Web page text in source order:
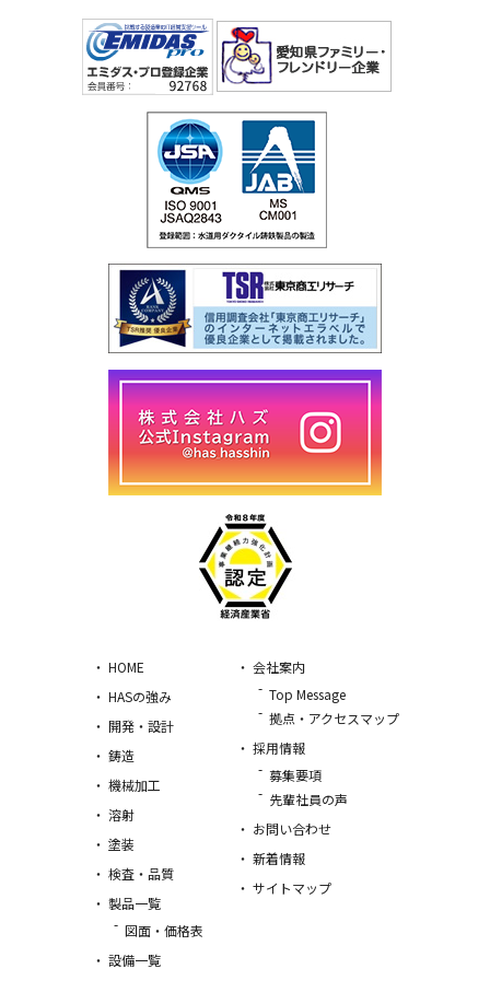
HOME
HASの強み
開発・設計
鋳造
機械加工
溶射
塗装
検査・品質
製品一覧
図面・価格表
設備一覧
会社案内
Top Message
拠点・アクセスマップ
採用情報
募集要項
先輩社員の声
お問い合わせ
新着情報
サイトマップ